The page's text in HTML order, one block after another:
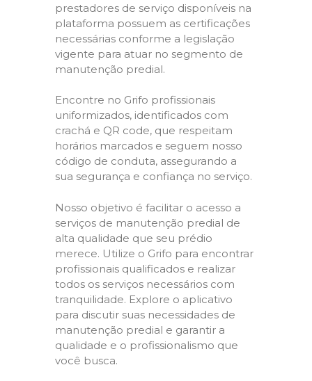
prestadores de serviço disponíveis na
plataforma possuem as certificações
necessárias conforme a legislação
vigente para atuar no segmento de
manutenção predial.
Encontre no Grifo profissionais
uniformizados, identificados com
crachá e QR code, que respeitam
horários marcados e seguem nosso
código de conduta, assegurando a
sua segurança e confiança no serviço.
Nosso objetivo é facilitar o acesso a
serviços de manutenção predial de
alta qualidade que seu prédio
merece. Utilize o Grifo para encontrar
profissionais qualificados e realizar
todos os serviços necessários com
tranquilidade. Explore o aplicativo
para discutir suas necessidades de
manutenção predial e garantir a
qualidade e o profissionalismo que
você busca.